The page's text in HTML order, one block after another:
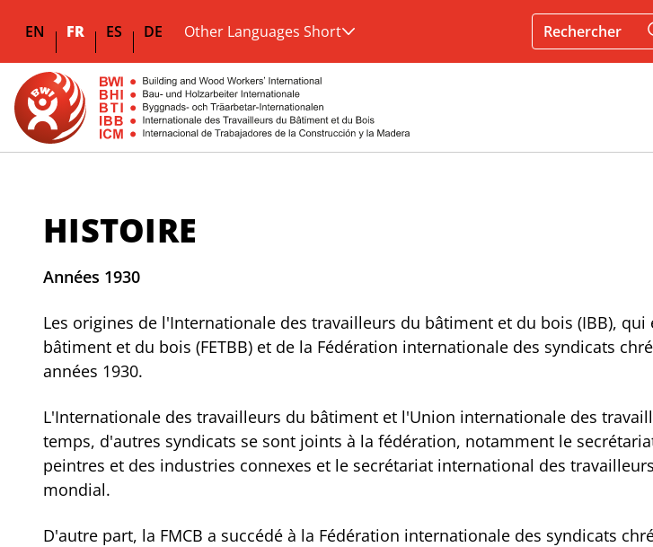
EN FR ES DE Other Languages Short
HISTOIRE
Années 1930
Les origines de l'Internationale des travailleurs du bâtiment et du bois (IBB),
bâtiment et du bois (FETBB) et de la Fédération internationale des syndicats
années 1930.
L'Internationale des travailleurs du bâtiment et l'Union internationale des
temps, d'autres syndicats se sont joints à la fédération, notamment le
peintres et des industries connexes et le secrétariat international des
mondial.
D'autre part, la FMCB a succédé à la Fédération internationale des syndicats